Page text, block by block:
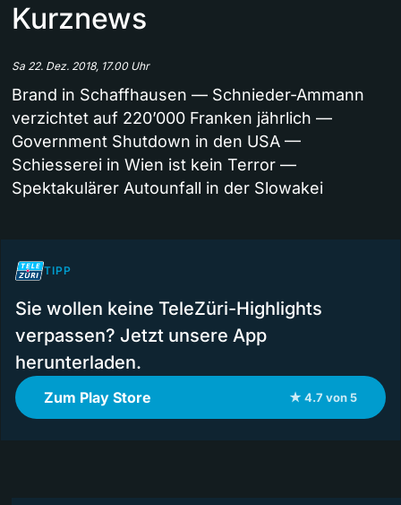
Kurznews
Sa 22. Dez. 2018, 17.00 Uhr
Brand in Schaffhausen — Schnieder-Ammann
verzichtet auf 220’000 Franken jährlich —
Government Shutdown in den USA —
Schiesserei in Wien ist kein Terror —
Spektakulärer Autounfall in der Slowakei
TIPP
Sie wollen keine TeleZüri-Highlights
verpassen? Jetzt unsere App
herunterladen.
Zum Play Store ★ 4.7 von 5